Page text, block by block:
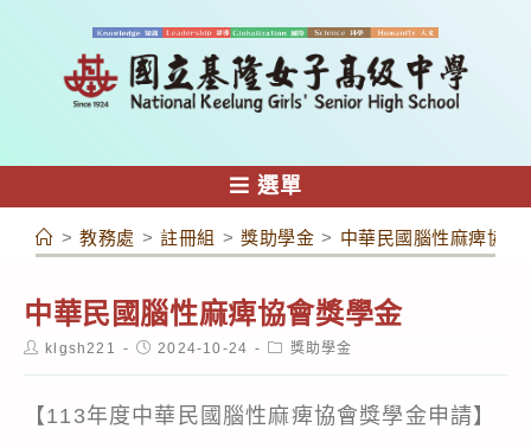
容
選單
> 教務處 > 註冊組 > 獎助學金 > 中華民國腦性麻痺協會
中華民國腦性麻痺協會獎學金
Postklgsh221
Post2024-10-24
Post獎助學金
【113年度中華民國腦性麻痺協會獎學金申請】